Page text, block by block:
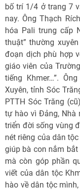
bố trí 1/4 ở trang 7
nay. Ông Thạch
hóa Pali trung cấp
thuật” thường
đoạn dịch phù hợp
giáo viên của
tiếng Khmer…”.
Xuyên, tỉnh Sóc
PTTH Sóc Trăng
tự hào vì Đảng, Nhà
triển đời sống vùng
nét riêng của dân
giúp bà con nắm
mà còn góp phần
viết của dân tộc
hào về dân tộc